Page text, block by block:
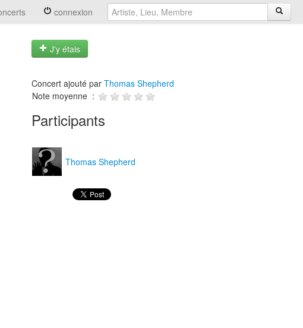
connexion
J'y étais
Concert ajouté par Thomas Shepherd
Note moyenne :
Participants
Thomas Shepherd